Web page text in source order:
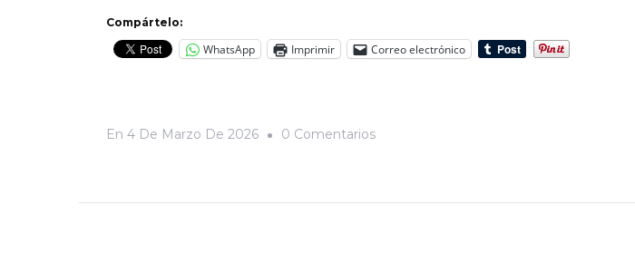
Compártelo:
WhatsApp Imprimir Correo electrónico
En 4 De Marzo De 2026 0 ComentariosEn